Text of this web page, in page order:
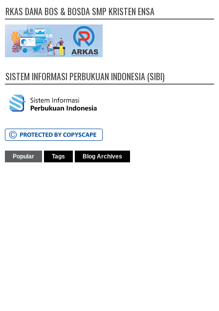
RKAS DANA BOS & BOSDA SMP KRISTEN ENSA
SISTEM INFORMASI PERBUKUAN INDONESIA (SIBI)
Popular Tags Blog Archives